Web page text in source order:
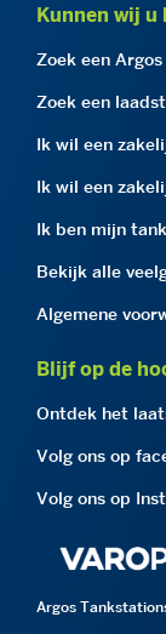
Kunnen wij u
Zoek een
Zoek een
Ik wil een
Ik wil een
Ik ben mijn
Bekijk alle
Algemene
Blijf op de
Ontdek het
Volg ons op
Volg ons op
Argos